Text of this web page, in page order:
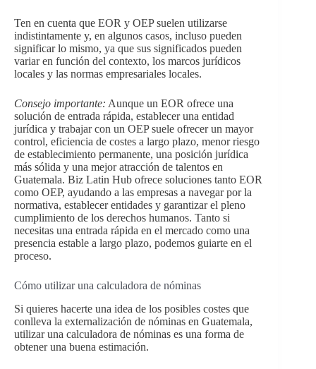
Ten en cuenta que EOR y OEP suelen utilizarse
indistintamente y, en algunos casos, incluso pueden
significar lo mismo, ya que sus significados pueden
variar en función del contexto, los marcos jurídicos
locales y las normas empresariales locales.
Consejo importante: Aunque un EOR ofrece una
solución de entrada rápida, establecer una entidad
jurídica y trabajar con un OEP suele ofrecer un mayor
control, eficiencia de costes a largo plazo, menor riesgo
de establecimiento permanente, una posición jurídica
más sólida y una mejor atracción de talentos en
Guatemala. Biz Latin Hub ofrece soluciones tanto EOR
como OEP, ayudando a las empresas a navegar por la
normativa, establecer entidades y garantizar el pleno
cumplimiento de los derechos humanos. Tanto si
necesitas una entrada rápida en el mercado como una
presencia estable a largo plazo, podemos guiarte en el
proceso.
Cómo utilizar una calculadora de nóminas
Si quieres hacerte una idea de los posibles costes que
conlleva la externalización de nóminas en Guatemala,
utilizar una calculadora de nóminas es una forma de
obtener una buena estimación.